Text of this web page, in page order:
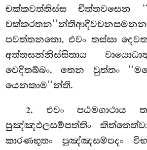
චක්කවත්තිස්ස චිත්තවසෙන
පවත්තනතො, එවං තස්සා
අත්තසන්නිස්සිතාය
වෙදිතබ්බං. තෙන වුත්තං
යෙනකාම’’න්ති.
2. එවංපඨමගාථාය
පුඤ්ඤඵලසම්පත්තිං
කාරණභූතං පුඤ්ඤසම්පදං